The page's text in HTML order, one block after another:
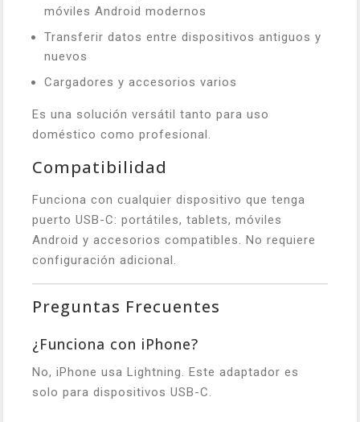
móviles Android modernos
Transferir datos entre dispositivos antiguos y
nuevos
Cargadores y accesorios varios
Es una solución versátil tanto para uso
doméstico como profesional.
Compatibilidad
Funciona con cualquier dispositivo que tenga
puerto USB-C: portátiles, tablets, móviles
Android y accesorios compatibles. No requiere
configuración adicional.
Preguntas Frecuentes
¿Funciona con iPhone?
No, iPhone usa Lightning. Este adaptador es
solo para dispositivos USB-C.